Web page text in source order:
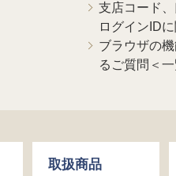
支店コード
ログインID
ブラウザの
るご質問＜
取扱商品